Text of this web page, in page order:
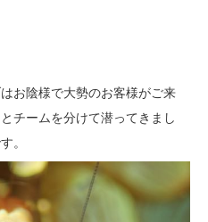
お陰様で大勢のお客様がご来
チームを分けて潜ってきまし
。